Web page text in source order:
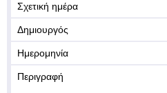
Σχετική ημέρα
Δημιουργός
Ημερομηνία
Περιγραφή